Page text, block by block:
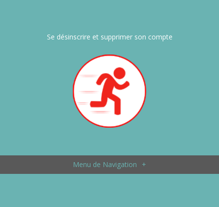
Se désinscrire et supprimer son compte
Menu de Navigation +